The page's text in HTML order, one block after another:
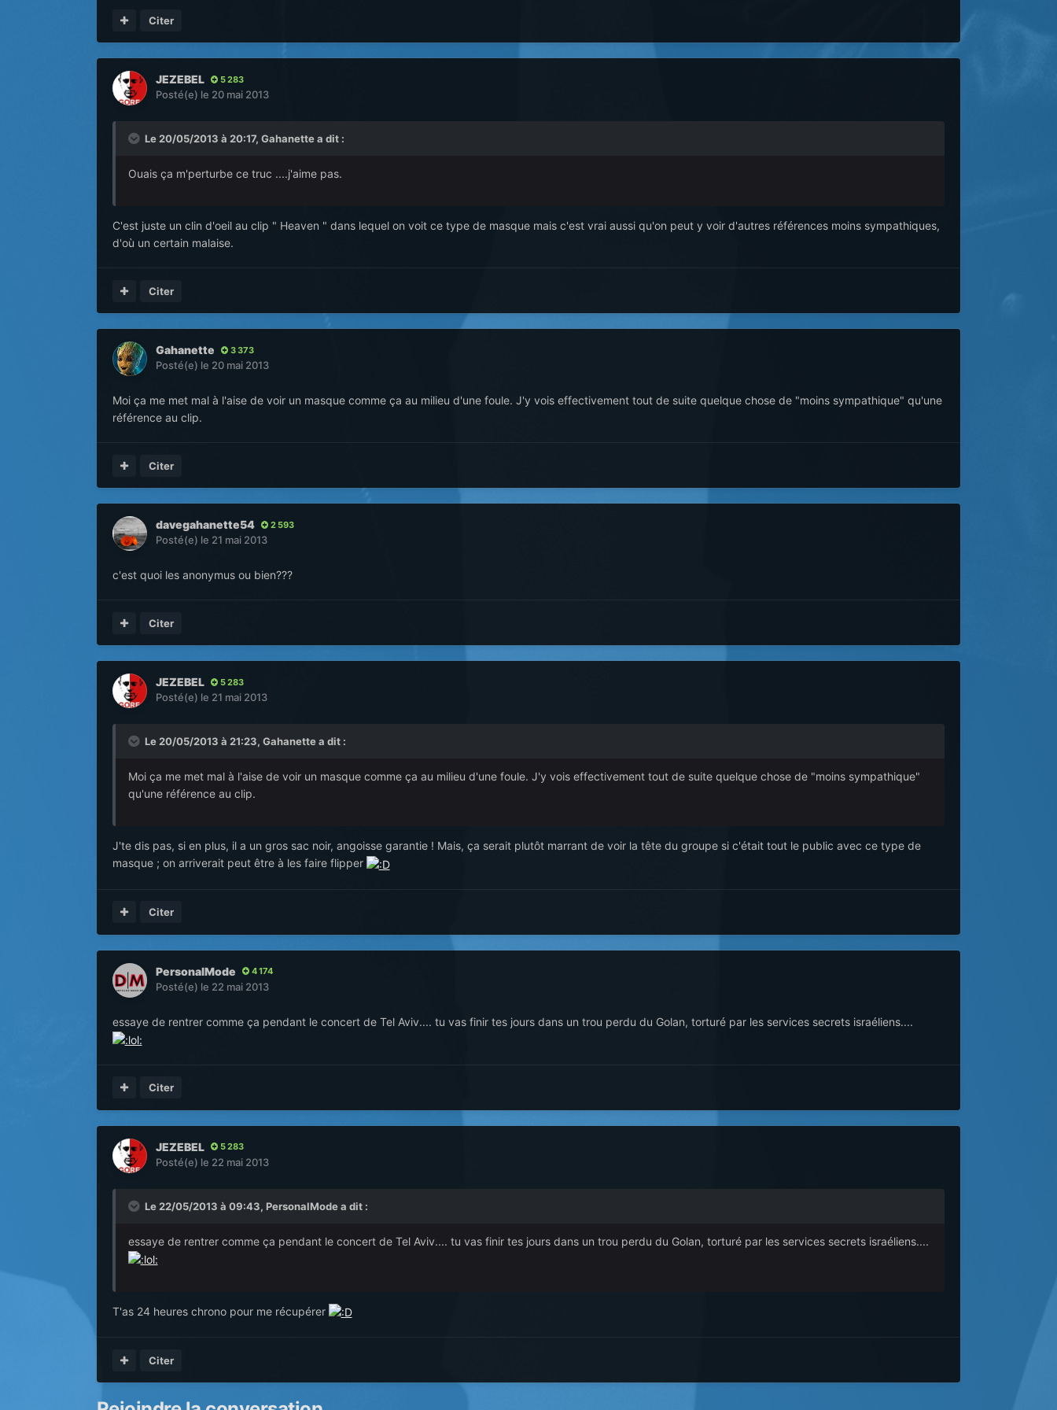
Citer
JEZEBEL 5 283
Posté(e) le 20 mai 2013
Le 20/05/2013 à 20:17, Gahanette a dit :
Ouais ça m'perturbe ce truc ....j'aime pas.
C'est juste un clin d'oeil au clip " Heaven " dans lequel on voit ce type de masque mais c'est vrai aussi qu'on peut y voir d'autres références moins sympathiques,
d'où un certain malaise.
Citer
Gahanette 3 373
Posté(e) le 20 mai 2013
Moi ça me met mal à l'aise de voir un masque comme ça au milieu d'une foule. J'y vois effectivement tout de suite quelque chose de "moins sympathique" qu'une
référence au clip.
Citer
davegahanette54 2 593
Posté(e) le 21 mai 2013
c'est quoi les anonymus ou bien???
Citer
JEZEBEL 5 283
Posté(e) le 21 mai 2013
Le 20/05/2013 à 21:23, Gahanette a dit :
Moi ça me met mal à l'aise de voir un masque comme ça au milieu d'une foule. J'y vois effectivement tout de suite quelque chose de "moins sympathique"
qu'une référence au clip.
J'te dis pas, si en plus, il a un gros sac noir, angoisse garantie ! Mais, ça serait plutôt marrant de voir la tête du groupe si c'était tout le public avec ce type de
masque ; on arriverait peut être à les faire flipper
Citer
PersonalMode 4 174
Posté(e) le 22 mai 2013
essaye de rentrer comme ça pendant le concert de Tel Aviv.... tu vas finir tes jours dans un trou perdu du Golan, torturé par les services secrets israéliens....
Citer
JEZEBEL 5 283
Posté(e) le 22 mai 2013
Le 22/05/2013 à 09:43, PersonalMode a dit :
essaye de rentrer comme ça pendant le concert de Tel Aviv.... tu vas finir tes jours dans un trou perdu du Golan, torturé par les services secrets israéliens....
T'as 24 heures chrono pour me récupérer
Citer